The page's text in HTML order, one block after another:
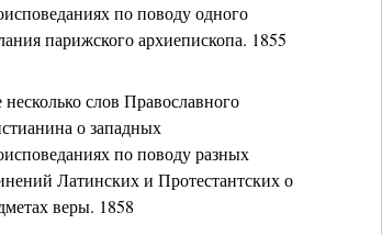
по поводу одного
парижского архиепископа. 1855
слов Православного
о западных
по поводу разных
Латинских и Протестантских о
веры. 1858